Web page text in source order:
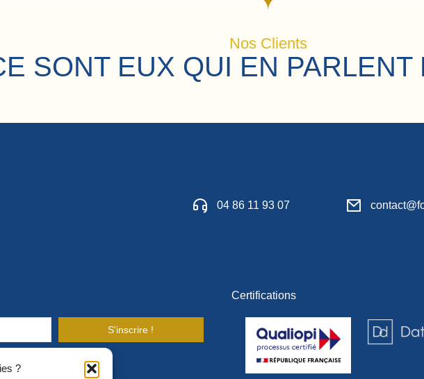
?
Nos Clients
SONT EUX QUI EN PARLENT
04 86 11 93 07
S'inscrire !
!
Certifications